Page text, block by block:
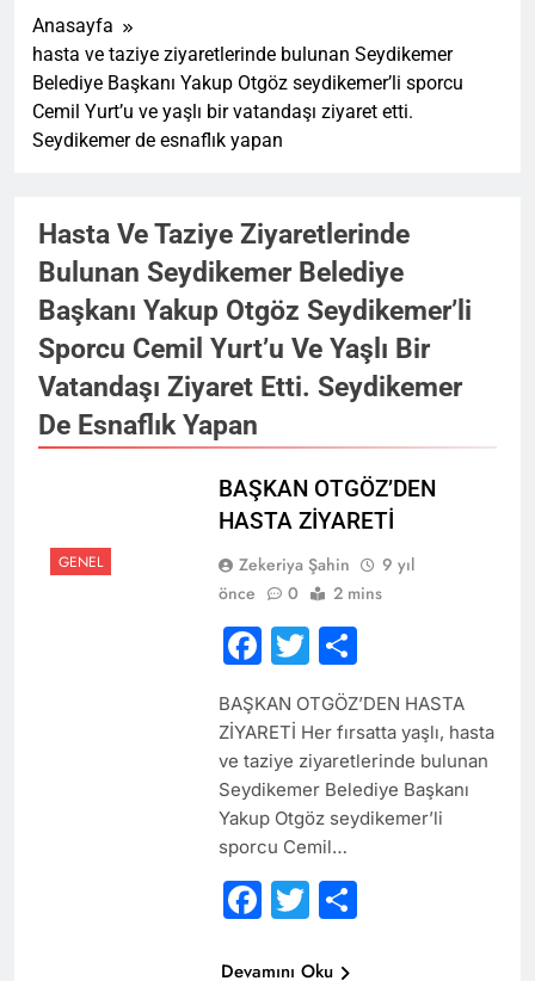
Anasayfa
hasta ve taziye ziyaretlerinde bulunan Seydikemer
Belediye Başkanı Yakup Otgöz seydikemer’li sporcu
Cemil Yurt’u ve yaşlı bir vatandaşı ziyaret etti.
Seydikemer de esnaflık yapan
Hasta Ve Taziye Ziyaretlerinde
Bulunan Seydikemer Belediye
Başkanı Yakup Otgöz Seydikemer’li
Sporcu Cemil Yurt’u Ve Yaşlı Bir
Vatandaşı Ziyaret Etti. Seydikemer
De Esnaflık Yapan
GENEL
BAŞKAN OTGÖZ’DEN
HASTA ZİYARETİ
Zekeriya Şahin
9 yıl
önce
0 2 mins
Facebook
Twitter
Share
BAŞKAN OTGÖZ’DEN HASTA
ZİYARETİ Her fırsatta yaşlı, hasta
ve taziye ziyaretlerinde bulunan
Seydikemer Belediye Başkanı
Yakup Otgöz seydikemer’li
sporcu Cemil…
Facebook
Twitter
Share
Devamını Oku